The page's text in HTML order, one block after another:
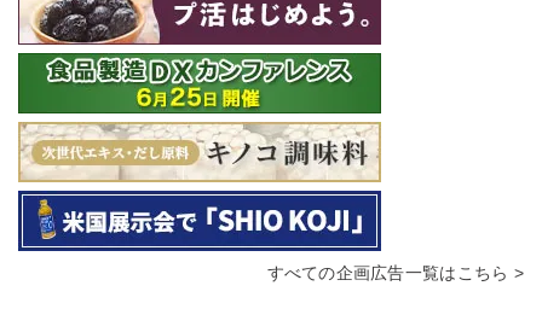
すべての企画広告一覧はこちら >